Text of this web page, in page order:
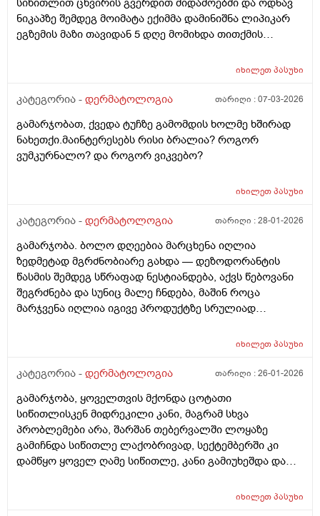
სიწითლით ცხვირის გვერდით მიდამოებში და ოდნავ
ნიკაპზე შემდეგ მოიმატა ექიმმა დამინიშნა ლიპიკარ
ეგზემის მაზი თავიდან 5 დღე მომიხდა თითქმის
და დაემატა წარბებს შორის . გავაგრძელე ეს ეგზემია
არ ვისმევ მაგრამ კანი მაქვს საშინლად გამომშრალი
ზუსტად რა მჭირს მეშინია რაიმე კრემია წასმა რომ
უარესი არ დამემართოს რა შეიძლება გავაკეთო ?
იხილეთპასუხი
კატეგორია - დერმატოლოგია თარიღი :07-03-2026
გამარჯობათ, ქვედა ტუჩზე გამომდის ხოლმე ხშირად
ნახეთქი.მაინტერესებს რისი ბრალია? როგორ
ვუმკურნალო? და როგორ ვიკვებო?
იხილეთპასუხი
კატეგორია - დერმატოლოგია თარიღი :28-01-2026
გამარჯობა. ბოლო დღეებია მარცხენა იღლია
ზედმეტად მგრძნობიარე გახდა — დეზოდორანტის
წასმის შემდეგ სწრაფად ნესტიანდება, აქვს წებოვანი
შეგრძნება და სუნიც მალე ჩნდება, მაშინ როცა
მარჯვენა იღლია იგივე პროდუქტზე სრულიად
ტკივილი არ მაქვს, მაგრამ აშკარა ასიმეტრიაა
კანის გაღიზიანება, ოფლის ჯირკვლების აქტივობის
როგორი ტიპის მოვლას მირჩევთ ვარ 17 წლის ბიჭი
ბევრი სხვადასხვა დეზოდორანტი მიხმარია და
აღმოვაჩინე რო დეზოდორანტებში არ არის საქმე
არამედ ჩემს მარცხენა იღლიაშია. მადლობა წინასწარ
პასუხისთვის
იხილეთპასუხი
კატეგორია - დერმატოლოგია თარიღი :26-01-2026
გამარჯობა, ყოველთვის მქონდა ცოტათი
სიწითლისკენ მიდრეკილი კანი, მაგრამ სხვა
პრობლემები არა, შარშან თებერვალში ლოყაზე
გამიჩნდა სიწითლე ლაქობრივად, სექტემბერში კი
დამწყო ყოველ ღამე სიწითლე, კანი გამიუხეშდა და
საწინააღმდეგო სახის დასააბნი 6 კვირის მანძილზე,
იხილეთპასუხი